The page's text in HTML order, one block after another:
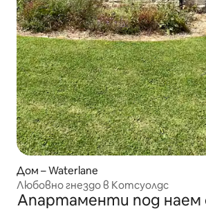
Дом – Waterlane
Любовно гнездо в Котсуолдс
Апартаменти под наем